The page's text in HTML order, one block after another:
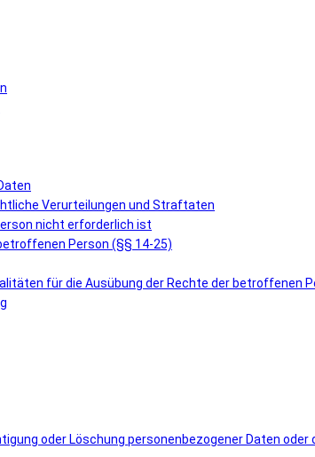
Verurteilungen und Straftaten
nicht erforderlich ist
Person (§§ 14-25)
für die Ausübung der Rechte der betroffenen
oder Löschung personenbezogener Daten oder